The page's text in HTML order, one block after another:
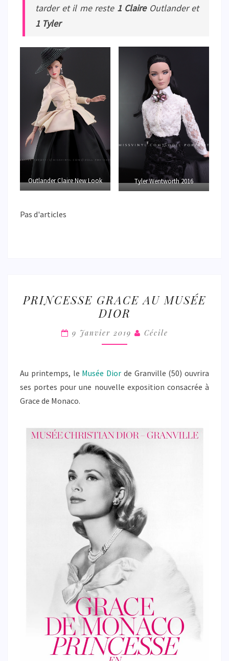
tarder et il me reste 1 ClaireOutlander et
1 Tyler
Outlander Claire New Look Tyler Wentworth 2016
Pas d'articles
GRACE
AU
MUSÉE
DIOR
PRINCESSE GRACE AU MUSÉE
DIOR
9 Janvier 2019 Cécile
Au printemps, le Musée Dior de Granville (50) ouvrira
ses portes pour une nouvelle exposition consacrée à
Grace de Monaco.